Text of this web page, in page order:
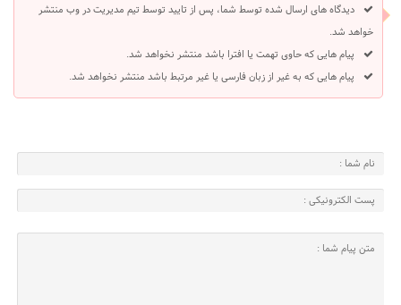
دیدگاه های ارسال شده توسط شما، پس از تایید توسط تیم مدیریت در وب منتشر
خواهد شد.
پیام هایی که حاوی تهمت یا افترا باشد منتشر نخواهد شد.
پیام هایی که به غیر از زبان فارسی یا غیر مرتبط باشد منتشر نخواهد شد.